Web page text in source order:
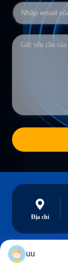
Địa chỉ
uu